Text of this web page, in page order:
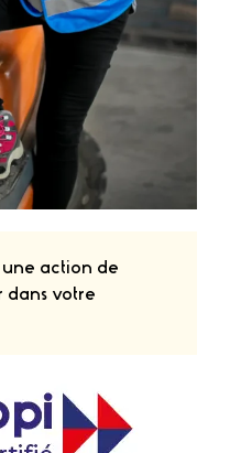
une action de
dans votre